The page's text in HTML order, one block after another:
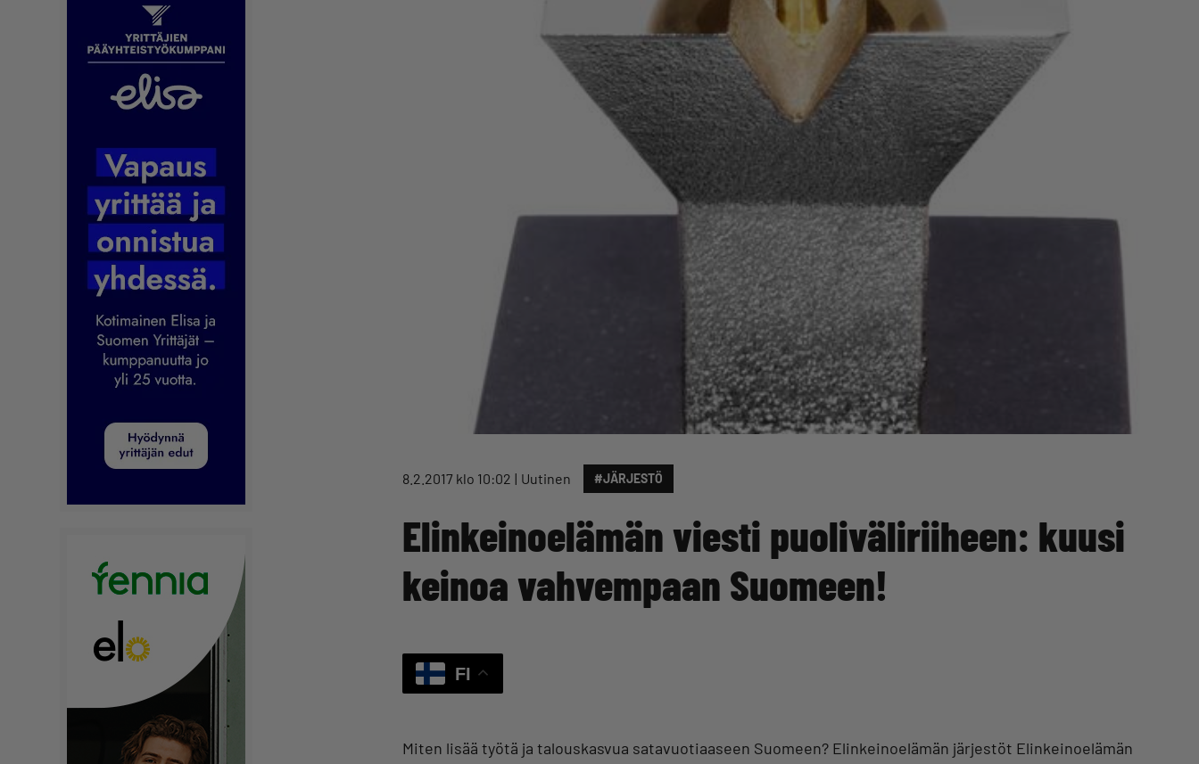
8.2.2017 klo 10:02 Uutinen #JÄRJESTÖ
Elinkeinoelämän viesti puoliväliriiheen: kuusi
keinoa vahvempaan Suomeen!
FI
Miten lisää työtä ja talouskasvua satavuotiaaseen Suomeen? Elinkeinoelämän järjestöt Elinkeinoelämän